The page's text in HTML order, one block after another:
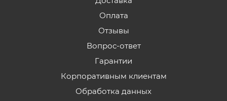
Оплата
Отзывы
Вопрос-ответ
Гарантии
Корпоративным клиентам
Обработка данных